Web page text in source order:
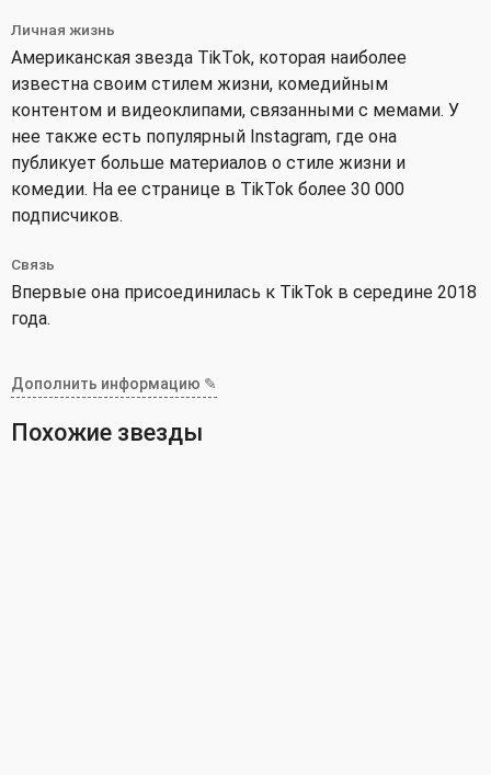
Личная жизнь
Американская звезда TikTok, которая наиболее
известна своим стилем жизни, комедийным
контентом и видеоклипами, связанными с мемами. У
нее также есть популярный Instagram, где она
публикует больше материалов о стиле жизни и
комедии. На ее странице в TikTok более 30 000
подписчиков.
Связь
Впервые она присоединилась к TikTok в середине 2018
года.
Дополнить информацию ✎
Похожие звезды